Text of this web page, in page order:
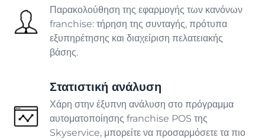
Ενσωματώσεις που διατηρούν
την επιχείρησή σας σε λειτουργία
Λίστα ενσωματώσεων
Ζαχαροπλαστική
ΥΠΗΡΕΣΊΕΣ
Προνόμιο
Παρακολούθηση της εφαρμογής των κανόνων
franchise: τήρηση της συνταγής, πρότυπα
εξυπηρέτησης και διαχείριση πελατειακής
βάσης.
Στατιστική ανάλυση
Χάρη στην έξυπνη ανάλυση στο πρόγραμμα
αυτοματοποίησης franchise POS της
Skyservice, μπορείτε να προσαρμόσετε τα πιο